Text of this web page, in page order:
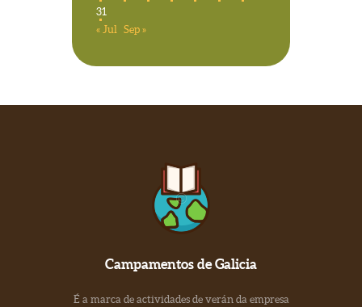
31
« Jul Sep »
Campamentos de Galicia
É a marca de actividades de verán da empresa